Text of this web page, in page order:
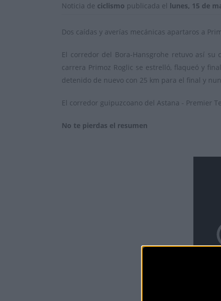
Noticia de ciclismo publicada el lunes, 15 de
Dos caídas y averías mecánicas apartaros a
El corredor del Bora-Hansgrohe retuvo así
carrera Primoz Roglic se estrelló, flaqueó y
detenido de nuevo con 25 km para el final y
El corredor guipuzcoano del Astana - Premier
No te pierdas el resumen